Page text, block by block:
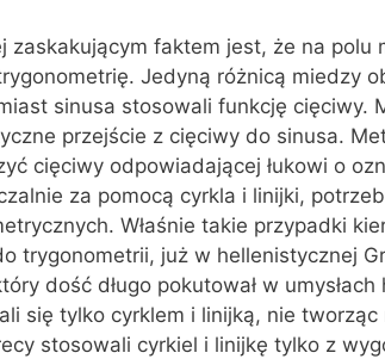
zaskakującym faktem jest, że na
Jedyną różnicą miedzy
sinusa stosowali funkcję cięciwy.
przejście z cięciwy do sinusa.
cięciwy odpowiadającej łukowi o
za pomocą cyrkla i linijki,
Właśnie takie przypadki
trygonometrii, już w hellenistycznej
dość długo pokutował w
się tylko cyrklem i linijką, nie
stosowali cyrkiel i linijkę tylko z